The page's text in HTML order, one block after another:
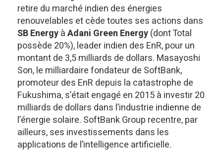
retire du marché indien des énergies
renouvelables et cède toutes ses actions dans
SB EnergyàAdani Green Energy(dont Total
possède 20%), leader indien des EnR, pour un
montant de 3,5 milliards de dollars. Masayoshi
Son, le milliardaire fondateur de SoftBank,
promoteur des EnR depuis la catastrophe de
Fukushima, s’était engagé en 2015 à investir 20
milliards de dollars dans l’industrie indienne de
l’énergie solaire. SoftBank Group recentre, par
ailleurs, ses investissements dans les
applications de l’intelligence artificielle.